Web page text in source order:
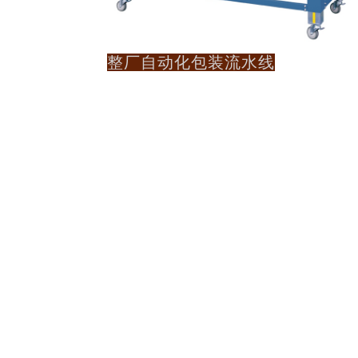
整厂自动化包装流水线